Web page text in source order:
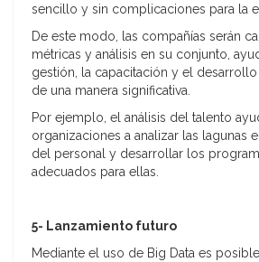
sencillo y sin complicaciones para la
De este modo, las compañías serán
métricas y análisis en su conjunto,
gestión, la capacitación y el
de una manera significativa.
Por ejemplo, el análisis del talento
organizaciones a analizar las lagunas
del personal y desarrollar los
adecuados para ellas.
5- Lanzamiento futuro
Mediante el uso de Big Data es